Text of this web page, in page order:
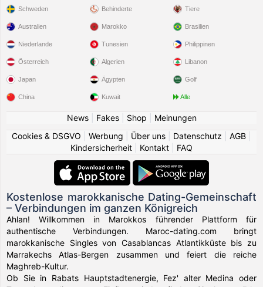
Schweden Behinderte Tiere
Australien
Niederlande
Österreich
Japan
China
Marokko
Tunesien
Algerien
Ägypten
Kuwait
Brasilien
Philippinen
Libanon
Golf
Alle
News| Fakes| Shop
Meinungen
Cookies & DSGVO
Werbung Über uns Datenschutz AGB
Kindersicherheit
Kontakt FAQ
Kostenlose marokkanische Dating-Gemeinschaft
– Verbindungen im ganzen Königreich
Ahlan! Willkommen in Marokkos führender Plattform für
authentische Verbindungen. Maroc-dating.com bringt
marokkanische Singles von Casablancas Atlantikküste bis zu
Marrakechs Atlas-Bergen zusammen und feiert die reiche
Maghreb-Kultur.
Ob Sie in Rabats Hauptstadtenergie, Fez' alter Medina oder